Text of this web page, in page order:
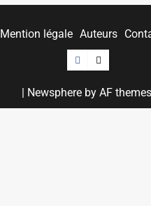
Mention légale Auteurs
Facebook
Twitter
| Newsphere by AF